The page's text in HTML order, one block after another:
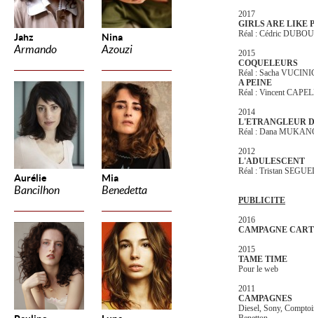
Jahz
Armando
Nina
Azouzi
Aurélie
Bancilhon
Mia
Benedetta
2017
GIRLS ARE LIKE
Réal : Cédric
2015
COQUELEURS
Réal : Sacha
A PEINE
Réal : Vincent
2014
L'ETRANGLEUR
Réal : Dana
2012
L'ADULESCENT
Réal : Tristan
PUBLICITE
2016
CAMPAGNE
2015
TAME TIME
Pour le web
2011
CAMPAGNES
Diesel, Sony,